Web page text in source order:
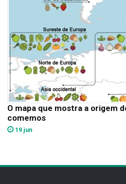
O mapa que mostra a origem
comemos
19 jun